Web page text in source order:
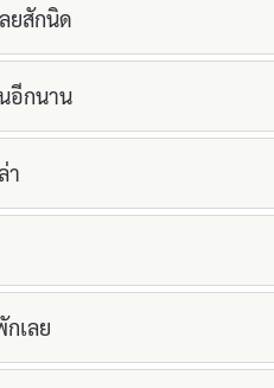
ยสักนิด
อีกนาน
า
เลย